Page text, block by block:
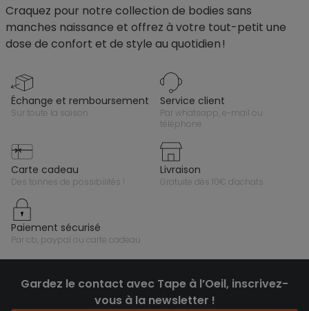
Craquez pour notre collection de bodies sans
manches naissance et offrez à votre tout-petit une
dose de confort et de style au quotidien !
échange et remboursement
sur toute la saison
service client
par whatsapp, e-mail ou
téléphone
carte cadeau
des tonnes de possibilités !
livraison
gratuite dès 10€ d'achats
paiement sécurisé
par cb, paypal ou carte cadeau
Gardez le contact avec Tape à l’Oeil, inscrivez-
vous à la newsletter !